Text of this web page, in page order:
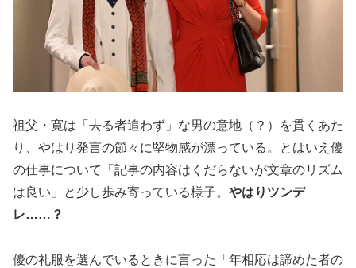
祖父・寛は「去る者追わず」な男の意地（？）を貫くあた
り、やはり発言の節々に堅物感が漂っている。とはいえ優
の仕事について「記事の内容はくだらないが文章のリズム
は良い」と少し歩み寄っている様子。 やはりツンデ
レ……？
優の礼服を選んでいるときに言った「年相応は諦めた者の